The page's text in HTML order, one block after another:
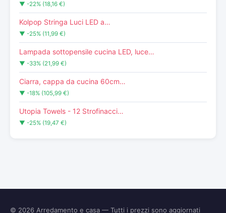
▼ -22% (18,16 €)
Kolpop Stringa Luci LED a…
▼ -25% (11,99 €)
Lampada sottopensile cucina LED, luce…
▼ -33% (21,99 €)
Ciarra, cappa da cucina 60cm…
▼ -18% (105,99 €)
Utopia Towels - 12 Strofinacci…
▼ -25% (19,47 €)
© 2026 Arredamento e casa — Tutti i prezzi sono aggiornati